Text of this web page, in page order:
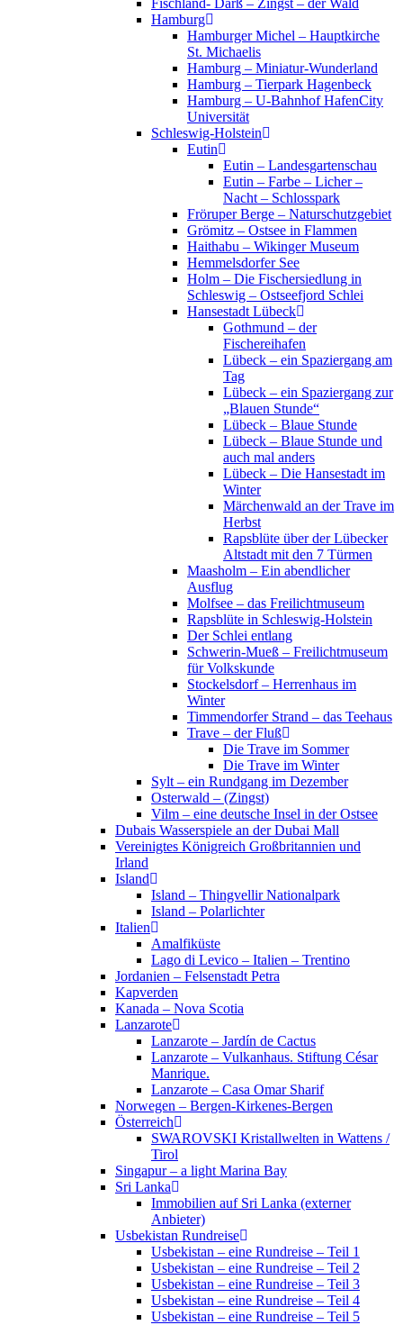
Fischland- Darß – Zingst – der Wald
Hamburg
Hamburger Michel – Hauptkirche
St. Michaelis
Hamburg – Miniatur-Wunderland
Hamburg – Tierpark Hagenbeck
Hamburg – U-Bahnhof HafenCity
Universität
Schleswig-Holstein
Eutin
Eutin – Landesgartenschau
Eutin – Farbe – Licher –
Nacht – Schlosspark
Fröruper Berge – Naturschutzgebiet
Grömitz – Ostsee in Flammen
Haithabu – Wikinger Museum
Hemmelsdorfer See
Holm – Die Fischersiedlung in
Schleswig – Ostseefjord Schlei
Hansestadt Lübeck
Gothmund – der
Fischereihafen
Lübeck – ein Spaziergang am
Tag
Lübeck – ein Spaziergang zur
„Blauen Stunde“
Lübeck – Blaue Stunde
Lübeck – Blaue Stunde und
auch mal anders
Lübeck – Die Hansestadt im
Winter
Märchenwald an der Trave im
Herbst
Rapsblüte über der Lübecker
Altstadt mit den 7 Türmen
Maasholm – Ein abendlicher
Ausflug
Molfsee – das Freilichtmuseum
Rapsblüte in Schleswig-Holstein
Der Schlei entlang
Schwerin-Mueß – Freilichtmuseum
für Volkskunde
Stockelsdorf – Herrenhaus im
Winter
Timmendorfer Strand – das Teehaus
Trave – der Fluß
Die Trave im Sommer
Die Trave im Winter
Sylt – ein Rundgang im Dezember
Osterwald – (Zingst)
Vilm – eine deutsche Insel in der Ostsee
Dubais Wasserspiele an der Dubai Mall
Vereinigtes Königreich Großbritannien und
Irland
Island
Island – Thingvellir Nationalpark
Island – Polarlichter
Italien
Amalfiküste
Lago di Levico – Italien – Trentino
Jordanien – Felsenstadt Petra
Kapverden
Kanada – Nova Scotia
Lanzarote
Lanzarote – Jardín de Cactus
Lanzarote – Vulkanhaus. Stiftung César
Manrique.
Lanzarote – Casa Omar Sharif
Norwegen – Bergen-Kirkenes-Bergen
Österreich
SWAROVSKI Kristallwelten in Wattens /
Tirol
Singapur – a light Marina Bay
Sri Lanka
Immobilien auf Sri Lanka (externer
Anbieter)
Usbekistan Rundreise
Usbekistan – eine Rundreise – Teil 1
Usbekistan – eine Rundreise – Teil 2
Usbekistan – eine Rundreise – Teil 3
Usbekistan – eine Rundreise – Teil 4
Usbekistan – eine Rundreise – Teil 5